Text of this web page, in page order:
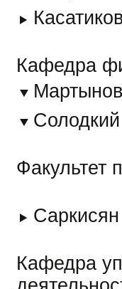
Кафедра
Факультет
Кафедра